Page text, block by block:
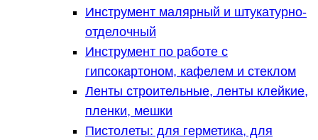
Инструмент малярный и штукатурно-
отделочный
Инструмент по работе с
гипсокартоном, кафелем и стеклом
Ленты строительные, ленты клейкие,
пленки, мешки
Пистолеты: для герметика, для